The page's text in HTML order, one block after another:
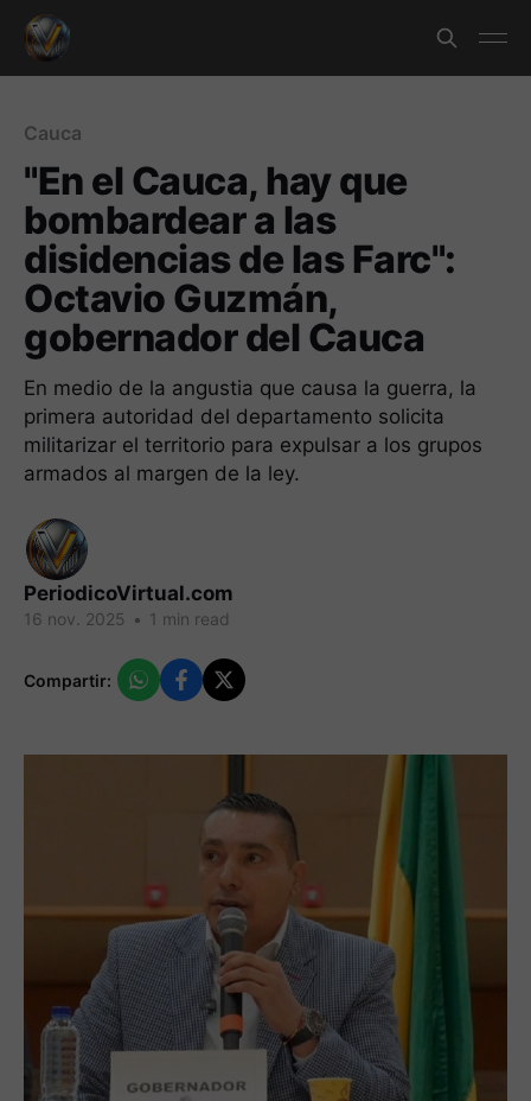
Cauca
"En el Cauca, hay que
bombardear a las
disidencias de las Farc":
Octavio Guzmán,
gobernador del Cauca
En medio de la angustia que causa la guerra, la
primera autoridad del departamento solicita
militarizar el territorio para expulsar a los grupos
armados al margen de la ley.
PeriodicoVirtual.com
16 nov. 2025 • 1 min read
Compartir: